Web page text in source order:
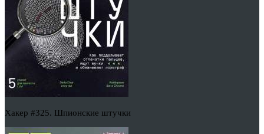
Хакер #325. Шпионские штучки